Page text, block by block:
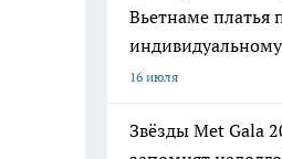
Вьетнаме платья
16 июля
Звёзды Met Gala